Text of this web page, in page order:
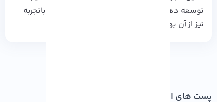
توسعه دهندگان قرار دهد تا حتی برنامه نویسان باتجربه
نیز از آن بهره مند شوند.
پست های اخیر